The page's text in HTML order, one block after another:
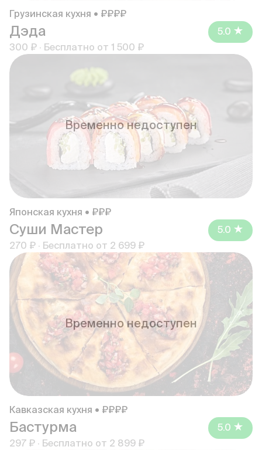
Грузинская кухня • ₽₽₽₽
Дэда
300 ₽ · Бесплатно от 1 500 ₽
5.0
Временно недоступен
Японская кухня • ₽₽₽
Суши Мастер
270 ₽ · Бесплатно от 2 699 ₽
5.0
Временно недоступен
Кавказская кухня • ₽₽₽₽
Бастурма
297 ₽ · Бесплатно от 2 899 ₽
5.0